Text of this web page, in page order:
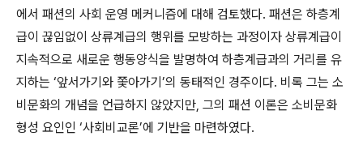
에서 패션의 사회 운영 메커니즘에 대해 검토했다. 패션은 하층계
급이 끊임없이 상류계급의 행위를 모방하는 과정이자 상류계급이
지속적으로 새로운 행동양식을 발명하여 하층계급과의 거리를 유
지하는 ‘앞서가기와 쫓아가기’의 동태적인 경주이다. 비록 그는 소
비문화의 개념을 언급하지 않았지만, 그의 패션 이론은 소비문화
형성 요인인 ‘사회비교론’에 기반을 마련하였다.